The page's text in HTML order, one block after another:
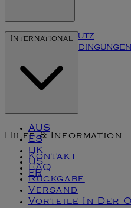
Datenschutz
Inhaltsbedingungen
Klarna
International
AUS
ES
UK
US
FR
Hilfe & Information
Kontakt
FAQ
Rückgabe
Versand
Vorteile In Der